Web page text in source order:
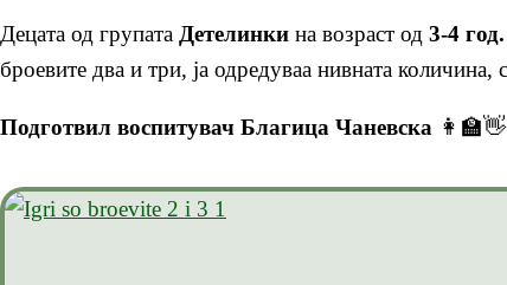
Децата од групата Детелинки на возраст од 3-4 год.
броевите два и три, ја одредуваа нивната
Подготвил воспитувач Благица Чаневска 👩‍🏫👋